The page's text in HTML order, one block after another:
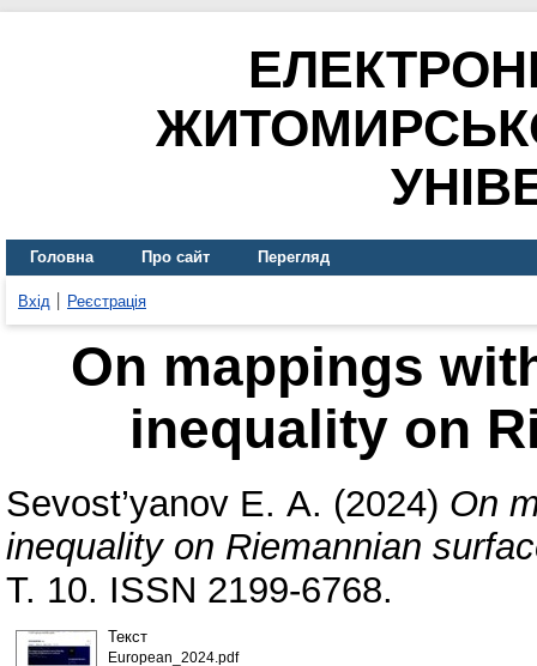
Головна Про сайт Перегляд
Вхід Реєстрація
On mappings
inequality on
Sevost’yanov Е. А. (2024) On
inequality on Riemannian
Т. 10. ISSN 2199-6768.
Текст
European_2024.pdf